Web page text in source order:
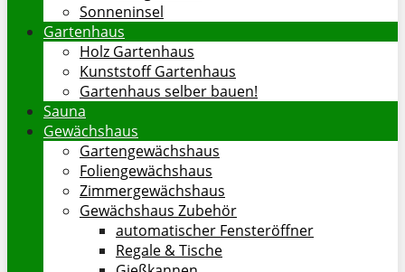
Sonneninsel
Gartenhaus
Holz Gartenhaus
Kunststoff Gartenhaus
Gartenhaus selber bauen!
Sauna
Gewächshaus
Gartengewächshaus
Foliengewächshaus
Zimmergewächshaus
Gewächshaus Zubehör
automatischer Fensteröffner
Regale & Tische